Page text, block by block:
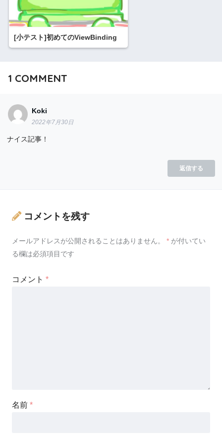
[小テスト]初めてのViewBinding
1 COMMENT
Koki
2022年7月30日
ナイス記事！
返信する
コメントを残す
メールアドレスが公開されることはありません。 * が付いてい
る欄は必須項目です
コメント *
名前 *